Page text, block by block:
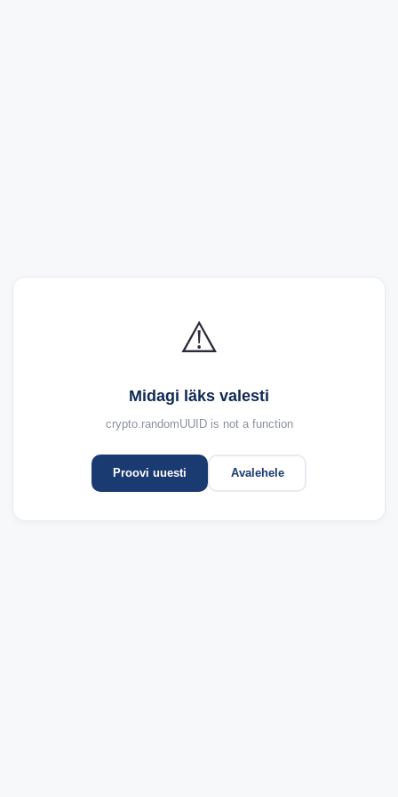
⚠️
Midagi läks valesti
crypto.randomUUID is not a function
Proovi uuesti Avalehele